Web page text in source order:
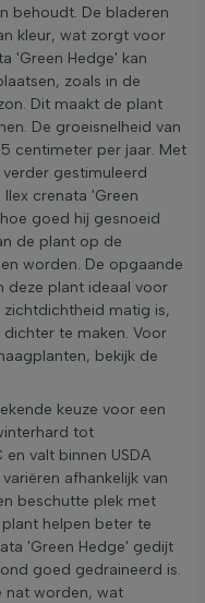
behoudt. De bladeren
kleur, wat zorgt voor
'Green Hedge' kan
zoals in de
Dit maakt de plant
De groeisnelheid van
centimeter per jaar. Met
gestimuleerd
crenata 'Green
goed hij gesnoeid
de plant op de
worden. De opgaande
deze plant ideaal voor
zichtdichtheid matig is,
te maken. Voor
bekijk de
keuze voor een
tot
valt binnen USDA
afhankelijk van
beschutte plek met
helpen beter te
'Green Hedge' gedijt
goed gedraineerd is.
nat worden, wat